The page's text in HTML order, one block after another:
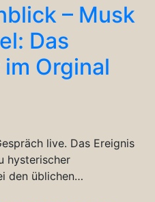
– Musk
Das
Orginal
live. Das Ereignis
hysterischer
den üblichen…